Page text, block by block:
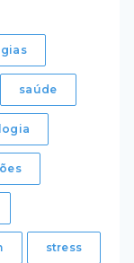
saúde
stress